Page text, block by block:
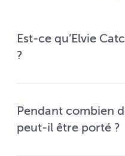
Est-ce qu’Elvie
?
Pendant combien
peut-il être porté ?